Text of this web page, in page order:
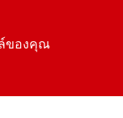
ของคุณ